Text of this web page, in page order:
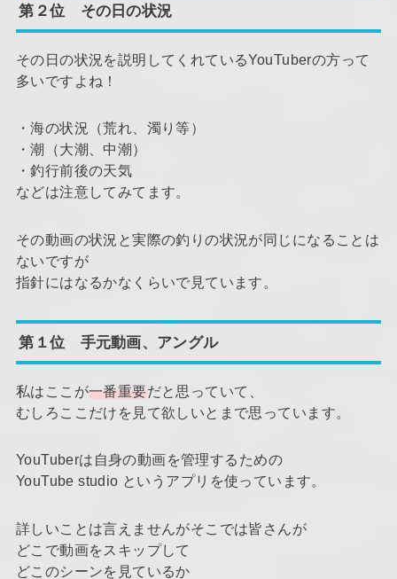
第２位 その日の状況
その日の状況を説明してくれているYouTuberの方って
多いですよね！
・海の状況（荒れ、濁り等）
・潮（大潮、中潮）
・釣行前後の天気
などは注意してみてます。
その動画の状況と実際の釣りの状況が同じになることは
ないですが
指針にはなるかなくらいで見ています。
第１位 手元動画、アングル
私はここが一番重要だと思っていて、
むしろここだけを見て欲しいとまで思っています。
YouTuberは自身の動画を管理するための
YouTube studio というアプリを使っています。
詳しいことは言えませんがそこでは皆さんが
どこで動画をスキップして
どこのシーンを見ているか